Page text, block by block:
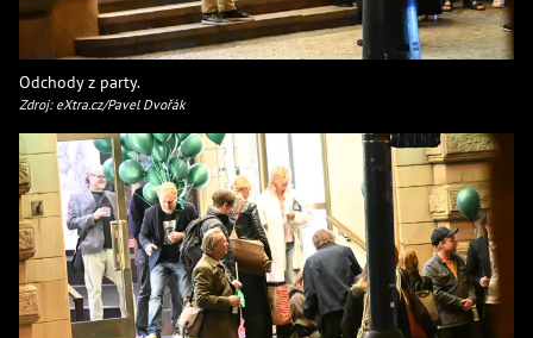
Odchody z party.
Zdroj: eXtra.cz/Pavel Dvořák